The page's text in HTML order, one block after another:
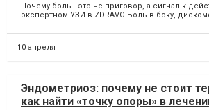
Почему боль - это не приговор, а сигнал к
экспертном УЗИ в ZDRAVO Боль в боку,
10 апреля
Эндометриоз: почему не стоит
как найти «точку опоры» в